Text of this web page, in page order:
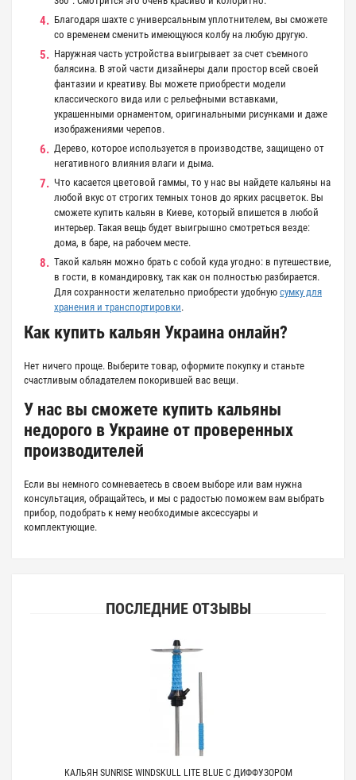
Благодаря шахте с универсальным уплотнителем, вы сможете
со временем сменить имеющуюся колбу на любую другую.
Наружная часть устройства выигрывает за счет съемного
балясина. В этой части дизайнеры дали простор всей своей
фантазии и креативу. Вы можете приобрести модели
классического вида или с рельефными вставками,
украшенными орнаментом, оригинальными рисунками и даже
изображениями черепов.
Дерево, которое используется в производстве, защищено от
негативного влияния влаги и дыма.
Что касается цветовой гаммы, то у нас вы найдете кальяны на
любой вкус от строгих темных тонов до ярких расцветок. Вы
сможете купить кальян в Киеве, который впишется в любой
интерьер. Такая вещь будет выигрышно смотреться везде:
дома, в баре, на рабочем месте.
Такой кальян можно брать с собой куда угодно: в путешествие,
в гости, в командировку, так как он полностью разбирается.
Для сохранности желательно приобрести удобную сумку для
хранения и транспортировки.
Как купить кальян Украина онлайн?
Нет ничего проще. Выберите товар, оформите покупку и станьте
счастливым обладателем покорившей вас вещи.
У нас вы сможете купить кальяны
недорого в Украине от проверенных
производителей
Если вы немного сомневаетесь в своем выборе или вам нужна
консультация, обращайтесь, и мы с радостью поможем вам выбрать
прибор, подобрать к нему необходимые аксессуары и
комплектующие.
ПОСЛЕДНИЕ ОТЗЫВЫ
КАЛЬЯН SUNRISE WINDSKULL LITE BLUE С ДИФФУЗОРОМ